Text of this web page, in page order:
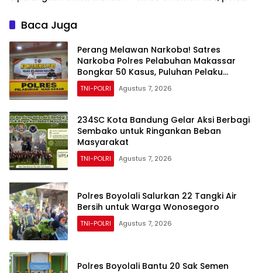
Baca Juga
Perang Melawan Narkoba! Satres
Narkoba Polres Pelabuhan Makassar
Bongkar 50 Kasus, Puluhan Pelaku
Ditangkap
TNI-POLRI Agustus 7, 2026
234SC Kota Bandung Gelar Aksi Berbagi
Sembako untuk Ringankan Beban
Masyarakat
TNI-POLRI Agustus 7, 2026
Polres Boyolali Salurkan 22 Tangki Air
Bersih untuk Warga Wonosegoro
TNI-POLRI Agustus 7, 2026
Polres Boyolali Bantu 20 Sak Semen